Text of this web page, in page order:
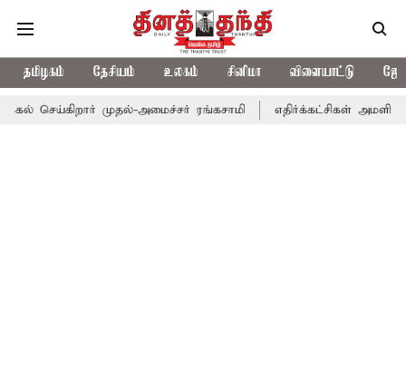
தமிழகம் தேசியம் உலகம் சினிமா விளையாட்டு
செய்கிறார் முதல்-அமைச்சர் ரங்கசாமி எதிர்க்கட்சிகள் அமளி: